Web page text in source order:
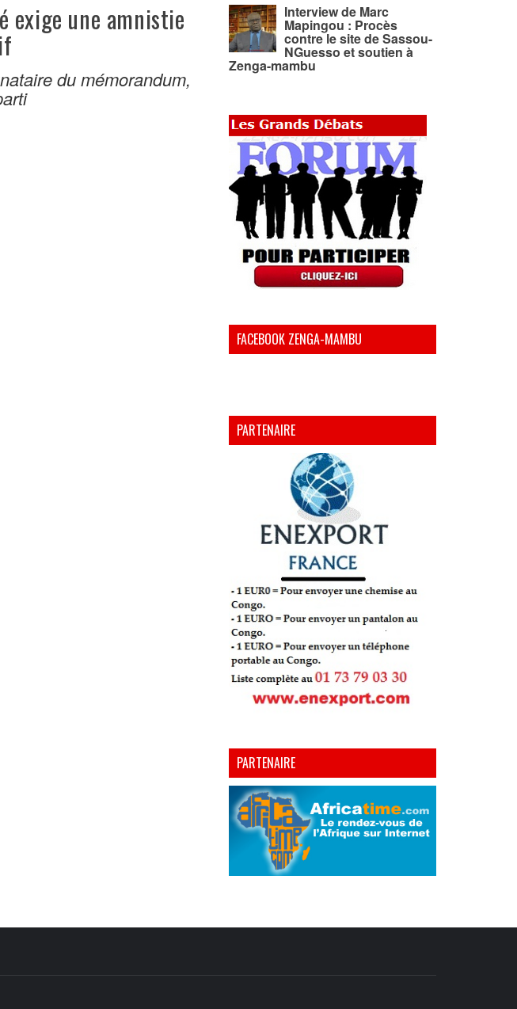
exige une amnistie
du mémorandum,
Interview de Marc
Mapingou : Procès
contre le site de Sassou-
NGuesso et soutien à
Zenga-mambu
FACEBOOK ZENGA-MAMBU
PARTENAIRE
PARTENAIRE